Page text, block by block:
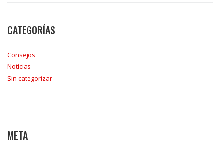
CATEGORÍAS
Consejos
Notícias
Sin categorizar
META